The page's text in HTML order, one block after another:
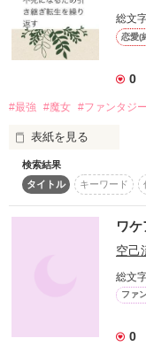
作品の長さ
コンテスト
超短編！フェチか
スターツ出版小説
賞」ベリーズカフェ会
その他の条件
震えるあなたをキツく
もえるカラダを
つくりましょう。
狂おしく喘いで至る
僕は、静かに眺めまし
‡‡‡
総文
恋愛(
0
#最強 #魔女 #ファンタジー
表紙を見る
ひとりぼっちの魔女
と深い森の中に建て
そんなスローライフ
が捨てられていた。
その赤子を育て、自
子だった少年カルロ
ずっと一緒にいたい
検索結果
タイトル
キーワード
ワ
空己
総文
ファ
0